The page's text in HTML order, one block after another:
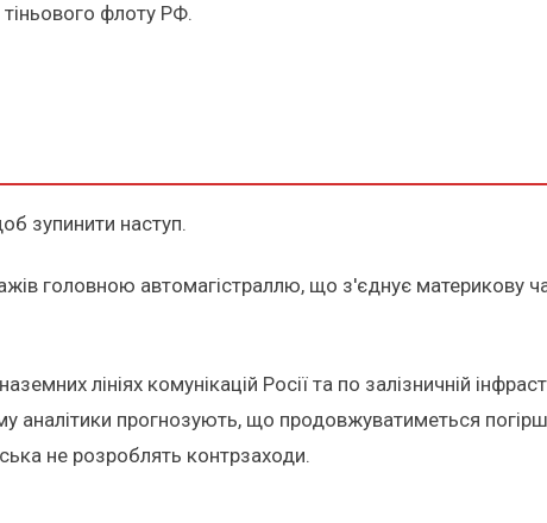
флоту РФ.
зупинити наступ.
головною автомагістраллю, що з'єднує материкову
лініях комунікацій Росії та по залізничній
аналітики прогнозують, що продовжуватиметься
не розроблять контрзаходи.